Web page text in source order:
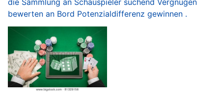
bewerten an Bord Potenzialdifferenz gewinnen .